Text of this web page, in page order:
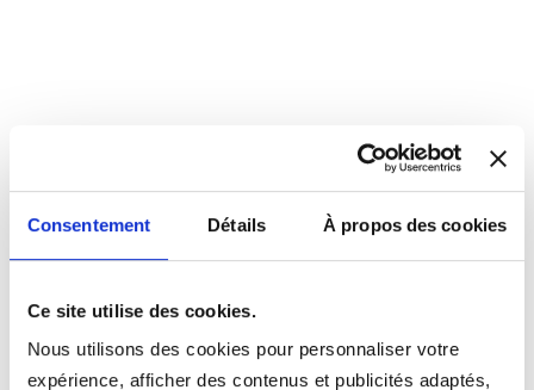
Consentement Détails À propos des cookies
Ce site utilise des cookies.
Nous utilisons des cookies pour personnaliser votre
expérience, afficher des contenus et publicités adaptés,